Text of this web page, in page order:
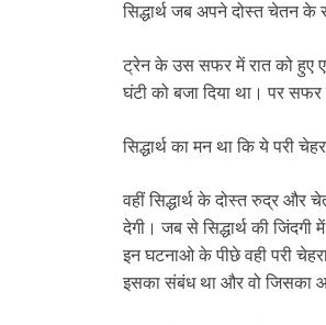
सिद्धार्थ जब अपने दोस्त चेतन
ट्रेन के उस सफर में रात को हुए
घंटी को बजा दिया था। पर
सिद्धार्थ का मन था कि ये परी
वहीं सिद्धार्थ के दोस्त रुद्र और
देगी। जब से सिद्धार्थ की
इन घटनाओ के पीछे वही परी
इसका संबंध था और वो जिसका